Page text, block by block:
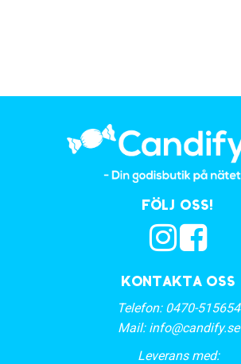
Kontakta oss
Telefon: 0470-515654
Mail: info@candify.se
Leverans med:
Följ oss!